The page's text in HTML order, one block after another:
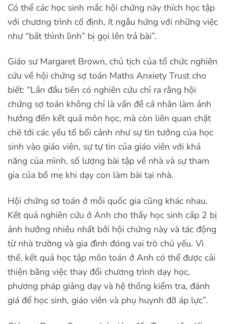
Có thể các học sinh mắc hội chứng này thích học tập
với chương trình cố định, ít ngẫu hứng với những việc
như “bất thình lình” bị gọi lên trả bài”.
Giáo sư Margaret Brown, chủ tịch của tổ chức nghiên
cứu về hội chứng sợ toán Maths Anxiety Trust cho
biết: “Lần đầu tiên có nghiên cứu chỉ ra rằng hội
chứng sợ toán không chỉ là vấn đề cá nhân làm ảnh
hưởng đến kết quả môn học, mà còn liên quan chặt
chẽ tới các yếu tố bối cảnh như sự tin tưởng của học
sinh vào giáo viên, sự tự tin của giáo viên với khả
năng của mình, số lượng bài tập về nhà và sự tham
gia của bố mẹ khi dạy con làm bài tại nhà.
Hội chứng sợ toán ở mỗi quốc gia cũng khác nhau.
Kết quả nghiên cứu ở Anh cho thấy học sinh cấp 2 bị
ảnh hưởng nhiều nhất bởi hội chứng này và tác động
từ nhà trường và gia đình đóng vai trò chủ yếu. Vì
thế, kết quả học tập môn toán ở Anh có thể được cải
thiện bằng việc thay đổi chương trình dạy học,
phương pháp giảng dạy và hệ thống kiểm tra, đánh
giá để học sinh, giáo viên và phụ huynh đỡ áp lực”.